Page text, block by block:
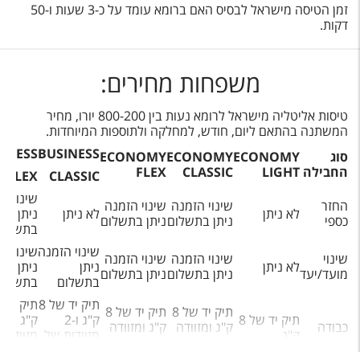
זמן הטיסה מישראל לבסיס האם ברומא עומד על כ-3 שעות ו-50
דקות.
משפחות מחירים:
טיסות אליטליה מישראל לרומא נעות בין 800-200 יורו, מחיר
המשתנה בהתאם ליום, חודש, למחלקה ולתוספות המיוחדות.
סוג
החבילה
ECONOMY
LIGHT
ECONOMY
CLASSIC
ECONOMY
FLEX
BUSINESS
CLASSIC
FLEX
החזר
כספי
לא ניתן
שינוי הזמנה
ניתן בתשלום
שינוי הזמנה
ניתן בתשלוםלא ניתן
שינוי
ניתן
שינוי
מועד/יעדלא ניתן
שינוי הזמנה
ניתן בתשלום
שינוי הזמנה
ניתן בתשלום
שינוי הזמנה
ניתן
בתשלום
שינוי
ניתן
כבודה
תיק יד של 8
ק"ג
תיק יד של 8
ק"ג ומזוודה
תיק יד של 8
ק"ג ומזוודה
תיק יד של 8
ק"ג ו-2
מזוודות של